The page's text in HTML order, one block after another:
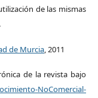
de las mismas
de Murcia, 2011
de la revista bajo
NoComercial-